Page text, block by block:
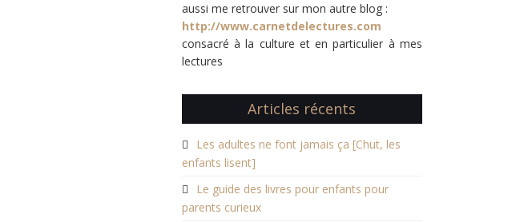
aussi me retrouver sur mon autre blog :
http://www.carnetdelectures.com
consacré à la culture et en particulier à mes
lectures
Articles récents
Les adultes ne font jamais ça [Chut, les
enfants lisent]
Le guide des livres pour enfants pour
parents curieux